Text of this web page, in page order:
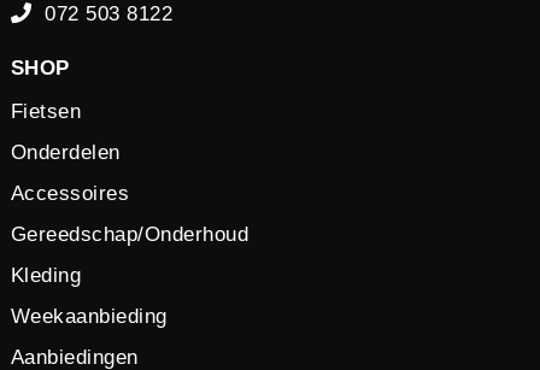
072 503 8122
SHOP
Fietsen
Onderdelen
Accessoires
Gereedschap/Onderhoud
Kleding
Weekaanbieding
Aanbiedingen